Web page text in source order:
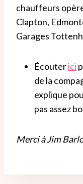
chauffeurs
Clapton,
Garages
Écouterici
de la
explique
pas assez
Merci à Jim